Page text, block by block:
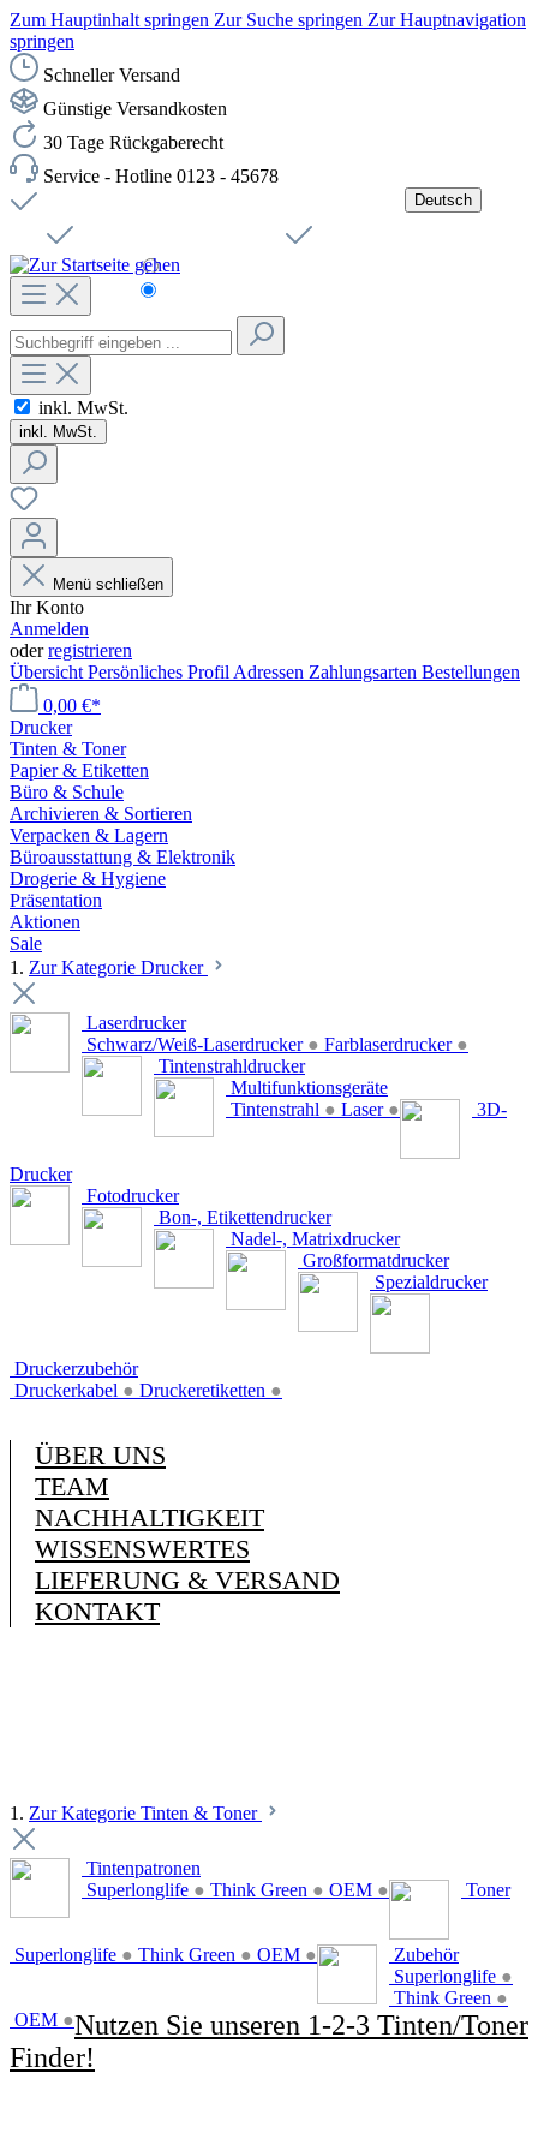
Zum Hauptinhalt springen Zur Suche springen Zur Hauptnavigation
springen
Schneller Versand
Günstige Versandkosten
30 Tage Rückgaberecht
Service - Hotline 0123 - 45678
Deutsch
Čeština
inkl. MwSt.
inkl. MwSt.
Menü schließen
Ihr Konto
Anmelden
oderregistrieren
Übersicht Persönliches Profil Adressen Zahlungsarten Bestellungen
0,00 €*
Drucker
Tinten & Toner
Papier & Etiketten
Büro & Schule
Archivieren & Sortieren
Verpacken & Lagern
Büroausstattung & Elektronik
Drogerie & Hygiene
Präsentation
Aktionen
Sale
1. Zur Kategorie Drucker
Laserdrucker
Schwarz/Weiß-Laserdrucker ● Farblaserdrucker ●
Tintenstrahldrucker
Multifunktionsgeräte
Tintenstrahl ● Laser ● 3D-
Drucker
Fotodrucker
Bon-, Etikettendrucker
Nadel-, Matrixdrucker
Großformatdrucker
Spezialdrucker
Druckerzubehör
Druckerkabel ● Druckeretiketten ●
ÜBER UNS
TEAM
NACHHALTIGKEIT
WISSENSWERTES
LIEFERUNG & VERSAND
KONTAKT
1. Zur Kategorie Tinten & Toner
Tintenpatronen
Superlonglife ● Think Green ● OEM ● Toner
Superlonglife ● Think Green ● OEM ●
Zubehör
Superlonglife ●
Think Green ●
OEM ●Nutzen Sie unseren 1-2-3 Tinten/Toner
Finder!